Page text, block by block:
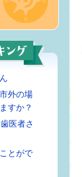
外の場
すか？
医者さ
とがで